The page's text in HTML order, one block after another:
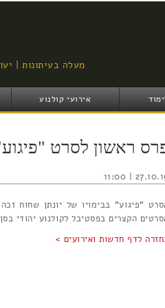
מעלה בעיתונות
אירועי קולנוע
ראשון לסרט
27.10.19 |
הקצרים בפסטיבל לקולנוע יהודי
לדף חדשות ואירועים >